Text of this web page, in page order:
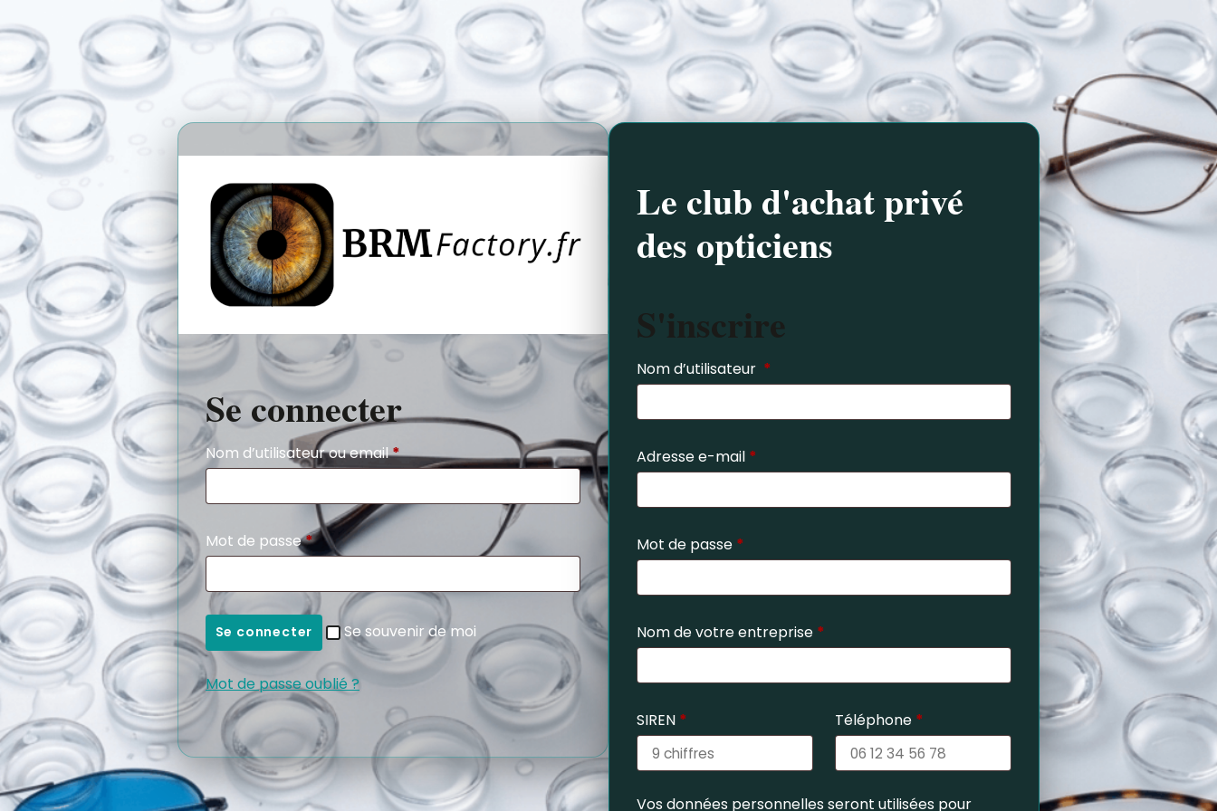
Se connecter
Nom d’utilisateur ou email*
Mot de passe*
Se connecter Se souvenir de moi
Mot de passe oublié ?
Le club d'achat privé
des opticiens
S'inscrire
Nom d’utilisateur *
Adresse e-mail *
Mot de passe *
Nom de votre entreprise *
SIREN * Téléphone *
Vos données personnelles seront utilisées pour